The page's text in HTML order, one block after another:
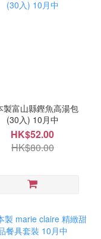
製富山縣鏗魚高湯包
(30入) 10月中
HK$52.00
HK$80.00